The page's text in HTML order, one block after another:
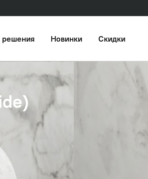
решения Новинки Скидки
для туалетной бумаги Slide